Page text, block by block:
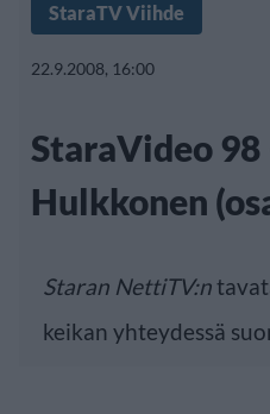
StaraTV Viihde
22.9.2008, 16:00
StaraVideo 98
Hulkkonen
Staran NettiTV:n
keikan yhteydessä